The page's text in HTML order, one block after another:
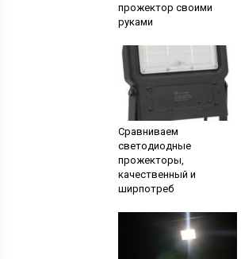
прожектор своими
руками
Сравниваем
светодиодные
прожекторы,
качественный и
ширпотреб